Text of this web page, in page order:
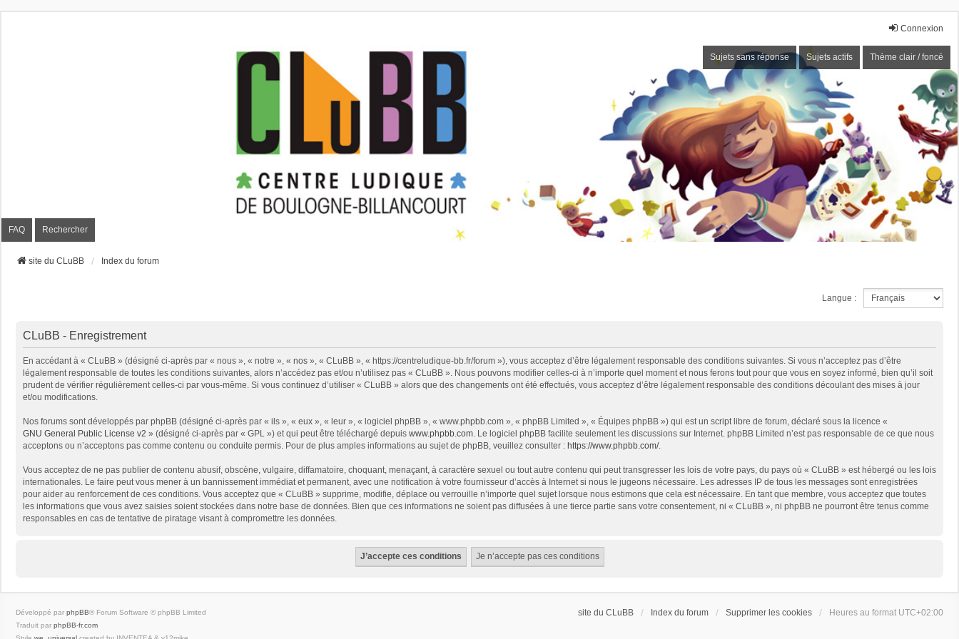
Connexion
Sujets sans réponse Sujets actifs Thème clair / foncé
FAQ Rechercher
site du CLuBB Index du forum
Langue :
CLuBB - Enregistrement
En accédant à « CLuBB » (désigné ci-après par « nous », « notre », « nos », « CLuBB », « https://centreludique-bb.fr/forum »), vous acceptez d’être légalement responsable des conditions suivantes. Si vous n’acceptez pas d’être
légalement responsable de toutes les conditions suivantes, alors n’accédez pas et/ou n’utilisez pas « CLuBB ». Nous pouvons modifier celles-ci à n’importe quel moment et nous ferons tout pour que vous en soyez informé, bien qu’il soit
prudent de vérifier régulièrement celles-ci par vous-même. Si vous continuez d’utiliser « CLuBB » alors que des changements ont été effectués, vous acceptez d’être légalement responsable des conditions découlant des mises à jour
et/ou modifications.
Nos forums sont développés par phpBB (désigné ci-après par « ils », « eux », « leur », « logiciel phpBB », « www.phpbb.com », « phpBB Limited », « Équipes phpBB ») qui est un script libre de forum, déclaré sous la licence «
GNU General Public License v2 » (désigné ci-après par « GPL ») et qui peut être téléchargé depuis www.phpbb.com. Le logiciel phpBB facilite seulement les discussions sur Internet. phpBB Limited n’est pas responsable de ce que nous
acceptons ou n’acceptons pas comme contenu ou conduite permis. Pour de plus amples informations au sujet de phpBB, veuillez consulter : https://www.phpbb.com/.
Vous acceptez de ne pas publier de contenu abusif, obscène, vulgaire, diffamatoire, choquant, menaçant, à caractère sexuel ou tout autre contenu qui peut transgresser les lois de votre pays, du pays où « CLuBB » est hébergé ou les lois
internationales. Le faire peut vous mener à un bannissement immédiat et permanent, avec une notification à votre fournisseur d’accès à Internet si nous le jugeons nécessaire. Les adresses IP de tous les messages sont enregistrées
pour aider au renforcement de ces conditions. Vous acceptez que « CLuBB » supprime, modifie, déplace ou verrouille n’importe quel sujet lorsque nous estimons que cela est nécessaire. En tant que membre, vous acceptez que toutes
les informations que vous avez saisies soient stockées dans notre base de données. Bien que ces informations ne soient pas diffusées à une tierce partie sans votre consentement, ni « CLuBB », ni phpBB ne pourront être tenus comme
responsables en cas de tentative de piratage visant à compromettre les données.
site du CLuBB Index du forum Supprimer les cookies Heures au format UTC+02:00
Développé par phpBB® Forum Software © phpBB Limited
Traduit par phpBB-fr.com